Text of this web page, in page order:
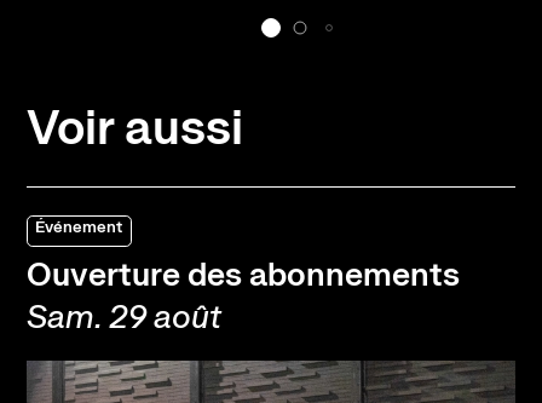
Voir aussi
Événement
Ouverture des abonnements
Sam. 29 août